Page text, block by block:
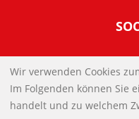
Tipps zur
Banner
Werden
Wir verwenden Cookies
Im Folgenden können Sie
handelt und zu welchem